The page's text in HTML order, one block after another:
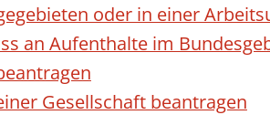
oder in einer
an Aufenthalte im
Gesellschaft beantragen